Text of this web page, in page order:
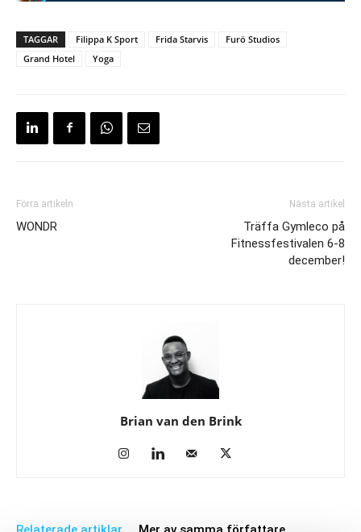
TAGGAR Filippa K Sport Frida Starvis
Furö Studios
Grand Hotel
Yoga
Förra artikeln
WONDR
Nästa artikel
Träffa Gymleco på
Fitnessfestivalen 6-8
december!
Brian van den Brink